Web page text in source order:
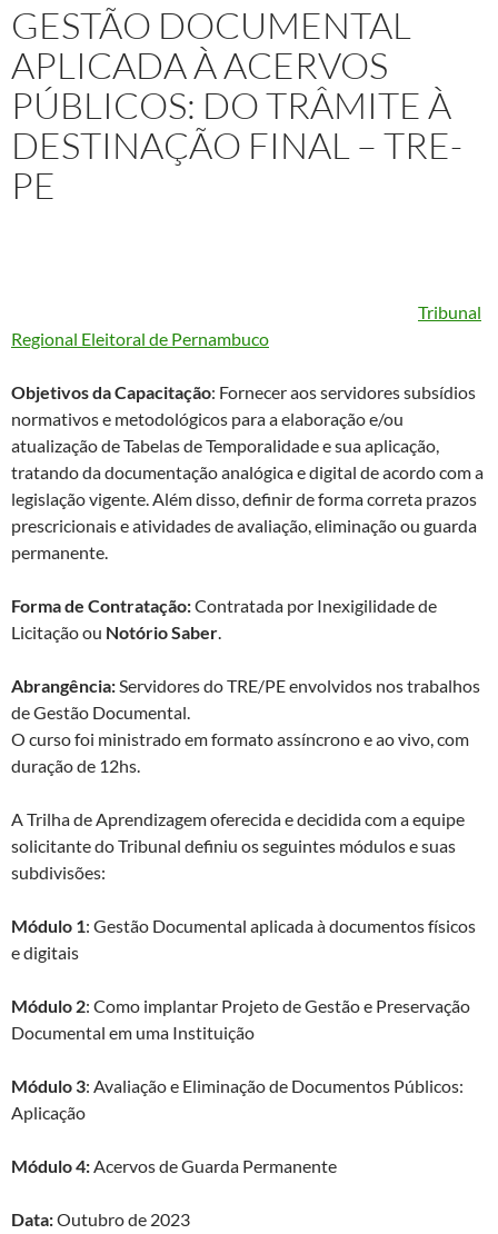
GESTÃO DOCUMENTAL
APLICADA À ACERVOS
PÚBLICOS: DO TRÂMITE À
DESTINAÇÃO FINAL – TRE-
PE
Tribunal
Regional Eleitoral de Pernambuco
Objetivos da Capacitação: Fornecer aos servidores subsídios
normativos e metodológicos para a elaboração e/ou
atualização de Tabelas de Temporalidade e sua aplicação,
tratando da documentação analógica e digital de acordo com a
legislação vigente. Além disso, definir de forma correta prazos
prescricionais e atividades de avaliação, eliminação ou guarda
permanente.
Forma de Contratação:Contratada por Inexigilidade de
Licitação ou Notório Saber
Abrangência: Servidores do TRE/PE envolvidos nos trabalhos
de Gestão Documental.
O curso foi ministrado em formato assíncrono e ao vivo, com
duração de 12hs.
A Trilha de Aprendizagem oferecida e decidida com a equipe
solicitante do Tribunal definiu os seguintes módulos e suas
subdivisões:
Módulo 1: Gestão Documental aplicada à documentos físicos
e digitais
Módulo 2: Como implantar Projeto de Gestão e Preservação
Documental em uma Instituição
Módulo 3: Avaliação e Eliminação de Documentos Públicos:
Aplicação
Módulo 4: Acervos de Guarda Permanente
Data:Outubro de 2023